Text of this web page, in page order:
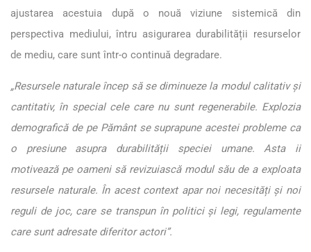
ajustarea acestuia după o nouă viziune sistemică din
perspectiva mediului, întru asigurarea durabilității resurselor
de mediu, care sunt într-o continuă degradare.
„Resursele naturale încep să se diminueze la modul calitativ și
cantitativ, în special cele care nu sunt regenerabile. Explozia
demografică de pe Pământ se suprapune acestei probleme ca
o presiune asupra durabilității speciei umane. Asta ii
motivează pe oameni să revizuiască modul său de a exploata
resursele naturale. În acest context apar noi necesități și noi
reguli de joc, care se transpun în politici și legi, regulamente
care sunt adresate diferitor actori”.